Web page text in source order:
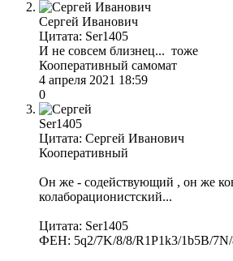
Сергей Иванович
Цитата: Ser1405
И не совсем близнец... тоже
Кооперативный самомат
4 апреля 2021 18:59
0
Ser1405
Цитата: Сергей Иванович
Кооперативный
Он же - содействующий , он же
колаборационистский...
Цитата: Ser1405
ФЕН: 5q2/7K/8/8/R1P1k3/1b5B/